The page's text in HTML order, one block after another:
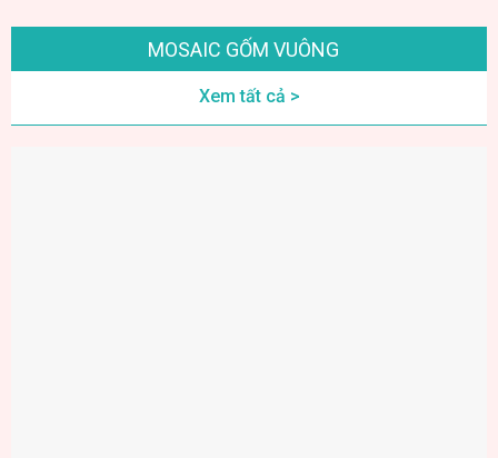
MOSAIC GỐM VUÔNG
Xem tất cả >